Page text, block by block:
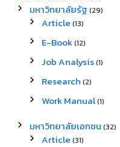
มหาวิทยาลัยรัฐ (29)
Article (13)
E-Book(12)
Job Analysis(1)
Research (2)
Work Manual(1)
มหาวิทยาลัยเอกชน (32)
Article (31)